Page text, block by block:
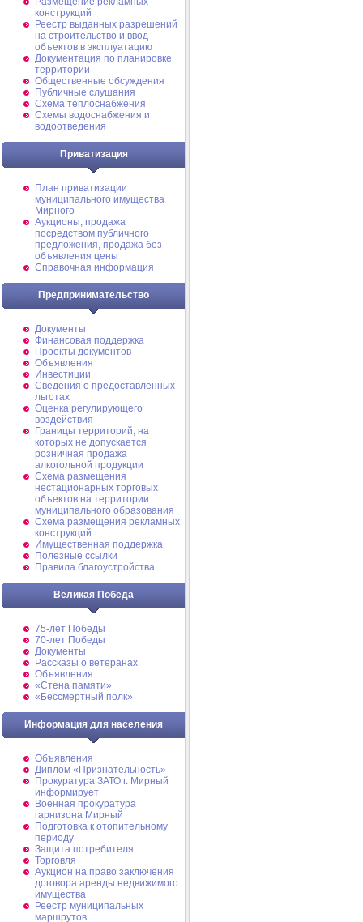
конструкций
Реестр выданных разрешений
на строительство и ввод
объектов в эксплуатацию
Документация по планировке
территории
Общественные обсуждения
Публичные слушания
Схема теплоснабжения
Схемы водоснабжения и
водоотведения
Приватизация
План приватизации
муниципального имущества
Мирного
Аукционы, продажа
посредством публичного
предложения, продажа без
объявления цены
Справочная информация
Предпринимательство
Документы
Финансовая поддержка
Проекты документов
Объявления
Инвестиции
Сведения о предоставленных
льготах
Оценка регулирующего
воздействия
Границы территорий, на
которых не допускается
розничная продажа
алкогольной продукции
Схема размещения
нестационарных торговых
объектов на территории
муниципального образования
Схема размещения рекламных
конструкций
Имущественная поддержка
Полезные ссылки
Правила благоустройства
Великая Победа
75-лет Победы
70-лет Победы
Документы
Рассказы о ветеранах
Объявления
«Стена памяти»
«Бессмертный полк»
Информация для населения
Объявления
Диплом «Признательность»
Прокуратура ЗАТО г. Мирный
информирует
Военная прокуратура
гарнизона Мирный
Подготовка к отопительному
периоду
Защита потребителя
Торговля
Аукцион на право заключения
договора аренды недвижимого
имущества
Реестр муниципальных
маршрутов